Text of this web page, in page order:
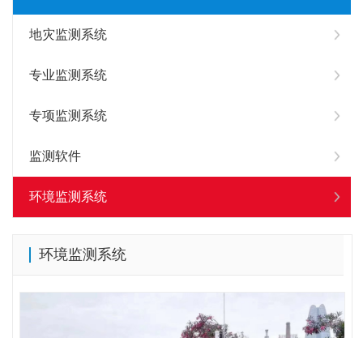
达达资讯
中地恒达
联系我们
地灾监测系统
专业监测系统
专项监测系统
监测软件
环境监测系统
环境监测系统